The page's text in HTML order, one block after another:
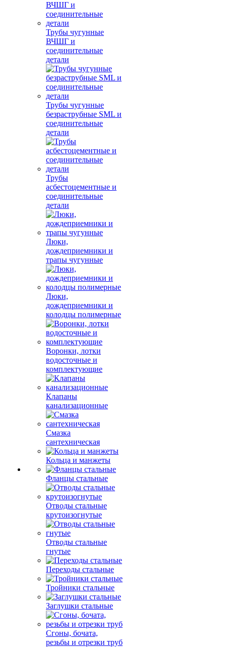
Трубы чугунные
ВЧШГ и
соединительные
детали
Трубы чугунные
безраструбные SML и
соединительные
детали
Трубы
асбестоцементные и
соединительные
детали
Люки,
дождеприемники и
трапы чугунные
Люки,
дождеприемники и
колодцы полимерные
Воронки, лотки
водосточные и
комплектующие
Клапаны
канализационные
Смазка
сантехническая
Кольца и манжеты
Фланцы стальные
Отводы стальные
крутоизогнутые
Отводы стальные
гнутые
Переходы стальные
Тройники стальные
Заглушки стальные
Сгоны, бочата,
резьбы и отрезки труб